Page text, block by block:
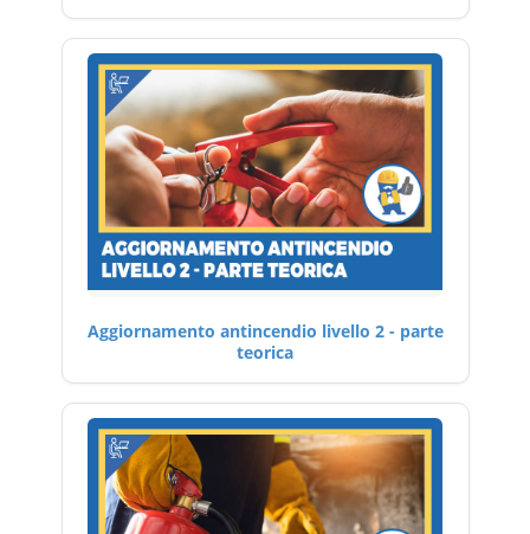
Aggiornamento antincendio livello 2 - parte
teorica